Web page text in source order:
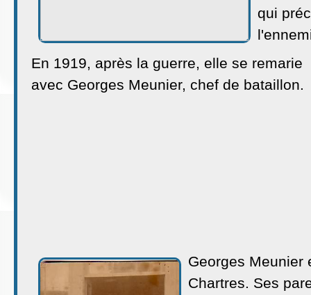
qui
En 1919, après la guerre, elle se remarie
avec Georges Meunier, chef de bataillon.
Georges Meunier
Chartres. Ses